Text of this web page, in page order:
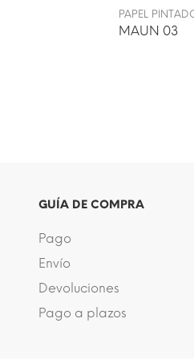
PAPEL
MAUN 03
GUÍA DE COMPRA
Pago
Envío
Devoluciones
Pago a plazos